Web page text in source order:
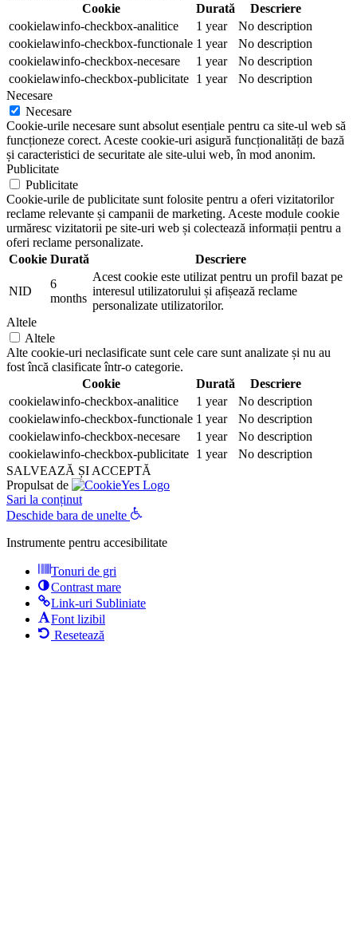
Cookie
Durată
Descriere
cookielawinfo-checkbox-analitice
1 year
No description
cookielawinfo-checkbox-functionale 1 year
No description
cookielawinfo-checkbox-necesare
1 year
No description
cookielawinfo-checkbox-publicitate 1 year
No description
Necesare
Necesare
Cookie-urile necesare sunt absolut esențiale pentru ca site-ul web să
funcționeze corect. Aceste cookie-uri asigură funcționalități de bază
și caracteristici de securitate ale site-ului web, în mod anonim.
Publicitate
Publicitate
Cookie-urile de publicitate sunt folosite pentru a oferi vizitatorilor
reclame relevante și campanii de marketing. Aceste module cookie
urmăresc vizitatorii pe site-uri web și colectează informații pentru a
oferi reclame personalizate.
Cookie Durată Descriere
NID
6
months
Acest cookie este utilizat pentru un profil bazat pe
interesul utilizatorului și afișează reclame
personalizate utilizatorilor.
Altele
Altele
Alte cookie-uri neclasificate sunt cele care sunt analizate și nu au
fost încă clasificate într-o categorie.
Cookie
Durată
Descriere
cookielawinfo-checkbox-analitice
1 year
No description
cookielawinfo-checkbox-functionale 1 year
No description
cookielawinfo-checkbox-necesare
1 year
No description
cookielawinfo-checkbox-publicitate 1 year
No description
SALVEAZĂ ȘI ACCEPTĂ
Propulsat de
Sari la conținut
Deschide bara de unelte
Instrumente pentru accesibilitate
Tonuri de gri
Contrast mare
Link-uri Subliniate
Font lizibil
Resetează